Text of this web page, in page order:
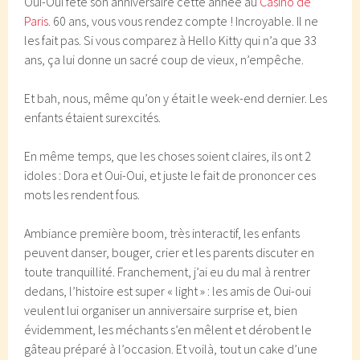
Paris. 60 ans, vous vous rendez compte ! Incroyable. Il ne
les fait pas. Si vous comparez à Hello Kitty qui n’a que 33
ans, ça lui donne un sacré coup de vieux, n’empêche.
Et bah, nous, même qu’on y était le week-end dernier. Les
enfants étaient surexcités.
En même temps, que les choses soient claires, ils ont 2
idoles : Dora et Oui-Oui, et juste le fait de prononcer ces
mots les rendent fous.
Ambiance première boom, très interactif, les enfants
peuvent danser, bouger, crier et les parents discuter en
toute tranquillité. Franchement, j’ai eu du mal à rentrer
dedans, l’histoire est super « light » : les amis de Oui-oui
veulent lui organiser un anniversaire surprise et, bien
évidemment, les méchants s’en mêlent et dérobent le
gâteau préparé à l’occasion. Et voilà, tout un cake d’une